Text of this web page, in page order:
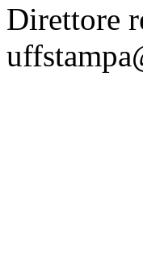
Direttore